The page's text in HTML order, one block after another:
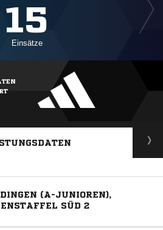
15
Einsätze
(A-JUNIOREN),
SÜD 2